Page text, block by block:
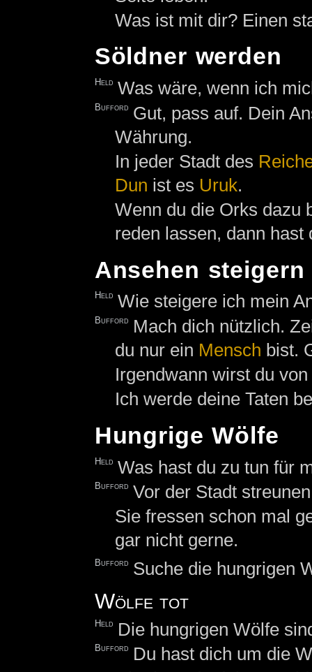
Was ist mit dir? Einen
Söldner werden
Held Was wäre, wenn ich
Bufford Gut, pass auf. Dein
Währung.
In jeder Stadt des
Dun ist es Uruk.
Wenn du die Orks dazu
reden lassen, dann hast
Ansehen steigern
Held Wie steigere ich mein
Bufford
Mach dich nützlich.
du nur ein Mensch bist.
Irgendwann wirst du
Ich werde deine Taten
Hungrige Wölfe
Held Was hast du zu tun für
Bufford Vor der Stadt
Sie fressen schon mal
gar nicht gerne.
Bufford Suche die hungrigen
Wölfe tot
Held Die hungrigen Wölfe
Bufford
Du hast dich um die